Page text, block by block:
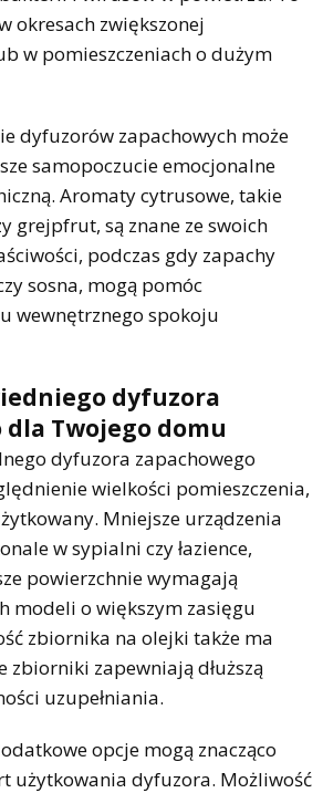
okresach zwiększonej
w pomieszczeniach o dużym
dyfuzorów zapachowych może
samopoczucie emocjonalne
Aromaty cytrusowe, takie
grejpfrut, są znane ze swoich
podczas gdy zapachy
sosna, mogą pomóc
wewnętrznego spokoju
dyfuzora
dla Twojego domu
dyfuzora zapachowego
wielkości pomieszczenia,
Mniejsze urządzenia
w sypialni czy łazience,
powierzchnie wymagają
modeli o większym zasięgu
zbiornika na olejki także ma
zbiorniki zapewniają dłuższą
uzupełniania.
opcje mogą znacząco
użytkowania dyfuzora. Możliwość